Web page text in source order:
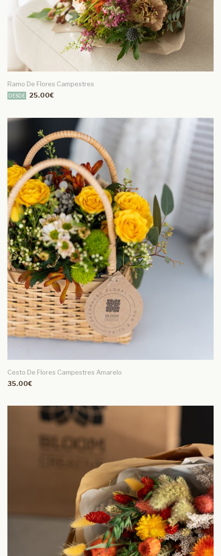
Ramo De Flores Campestres
DESDE 25.00€
Cesto De Flores Campestres Amarelo
35.00€